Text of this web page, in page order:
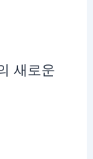
새로운